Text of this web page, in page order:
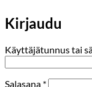
Kirjaudu
Käyttäjätunnus tai
Salasana *Vaaditaan